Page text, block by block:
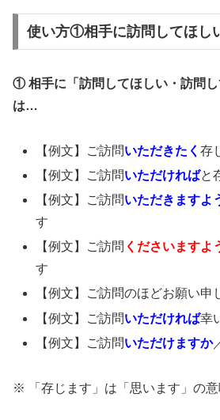
使い方①相手に訪問してほし
① 相手に「訪問してほしい・訪問
は…
【例文】ご訪問いただきたく存
【例文】ご訪問いただければと
【例文】ご訪問いただきますよ
す
【例文】ご訪問 くださいますよ
す
【例文】ご訪問のほどお願い申
【例文】ご訪問いただければ幸
【例文】ご訪問いただけますか
※ 「存じます」は「思います」の